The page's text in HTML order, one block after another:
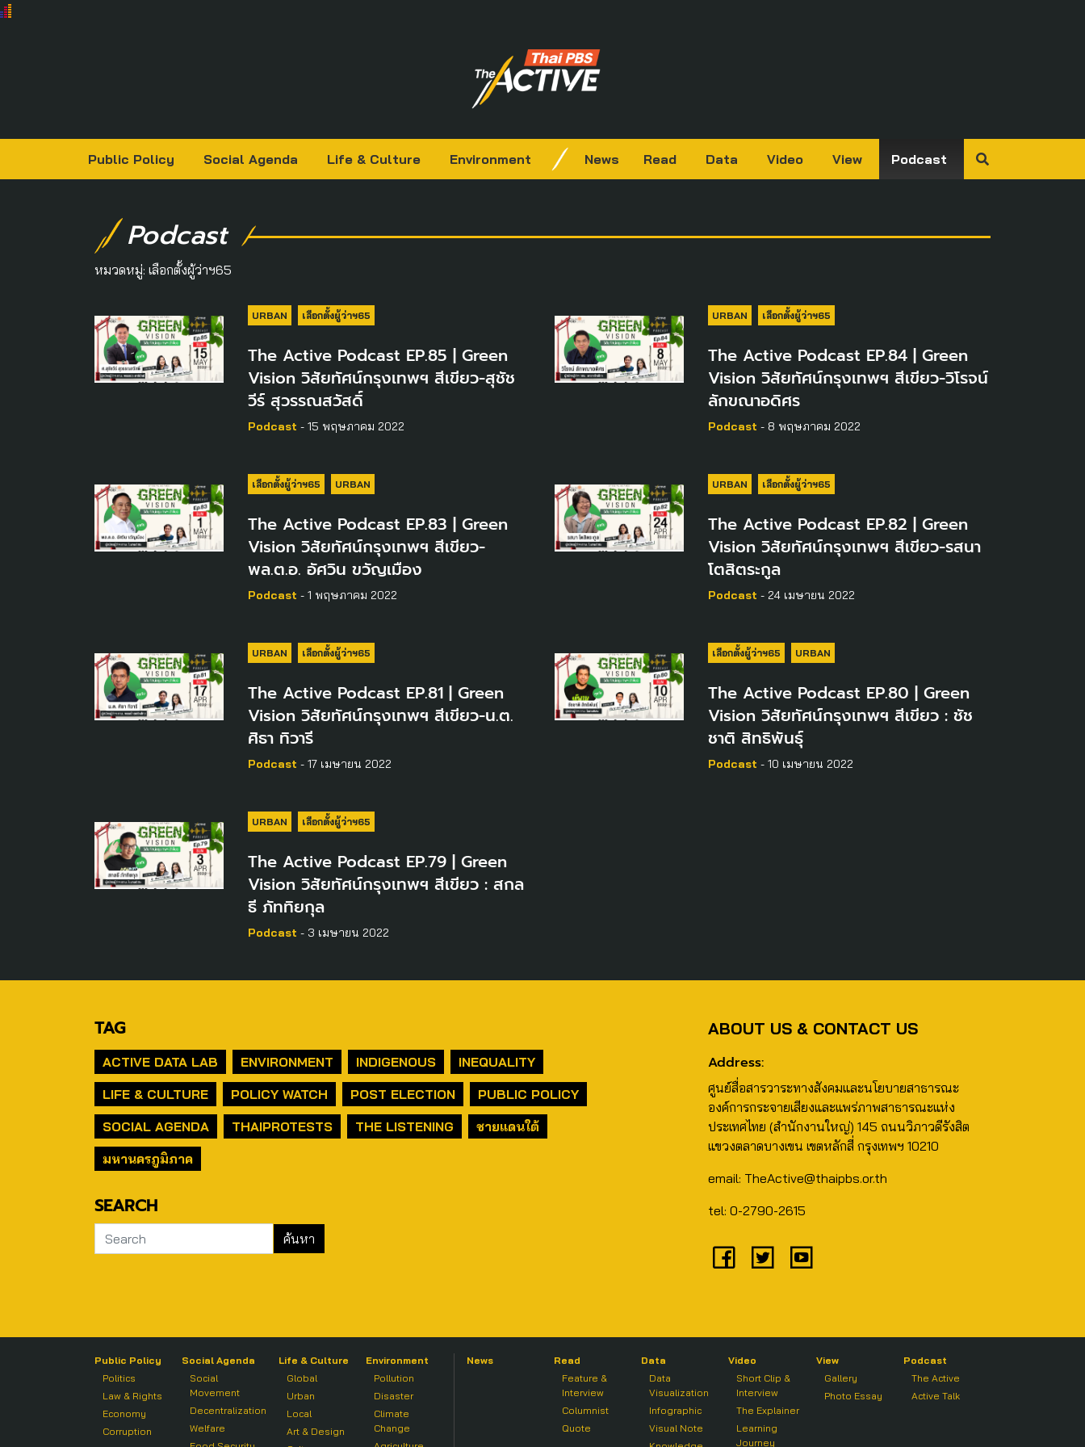
Public Policy Social Agenda Life & Culture Environment News Read Data Video View Podcast
Podcast
หมวดหมู่: เลือกตั้งผู้ว่าฯ65
URBAN เลือกตั้งผู้ว่าฯ65
The Active Podcast EP.85 | Green
Vision วิสัยทัศน์กรุงเทพฯ สีเขียว-สุชัช
วีร์ สุวรรณสวัสดิ์
Podcast - 15 พฤษภาคม 2022
URBAN เลือกตั้งผู้ว่าฯ65
The Active Podcast EP.84 | Green
Vision วิสัยทัศน์กรุงเทพฯ สีเขียว-วิโรจน์
ลักขณาอดิศร
Podcast - 8 พฤษภาคม 2022
เลือกตั้งผู้ว่าฯ65 URBAN
The Active Podcast EP.83 | Green
Vision วิสัยทัศน์กรุงเทพฯ สีเขียว-
พล.ต.อ. อัศวิน ขวัญเมือง
Podcast - 1 พฤษภาคม 2022
URBAN เลือกตั้งผู้ว่าฯ65
The Active Podcast EP.82 | Green
Vision วิสัยทัศน์กรุงเทพฯ สีเขียว-รสนา
โตสิตระกูล
Podcast - 24 เมษายน 2022
URBAN เลือกตั้งผู้ว่าฯ65
The Active Podcast EP.81 | Green
Vision วิสัยทัศน์กรุงเทพฯ สีเขียว-น.ต.
ศิธา ทิวารี
Podcast - 17 เมษายน 2022
เลือกตั้งผู้ว่าฯ65 URBAN
The Active Podcast EP.80 | Green
Vision วิสัยทัศน์กรุงเทพฯ สีเขียว : ชัช
ชาติ สิทธิพันธุ์
Podcast - 10 เมษายน 2022
URBAN เลือกตั้งผู้ว่าฯ65
The Active Podcast EP.79 | Green
Vision วิสัยทัศน์กรุงเทพฯ สีเขียว : สกล
ธี ภัททิยกุล
Podcast - 3 เมษายน 2022
TAG
ACTIVE DATA LAB ENVIRONMENT INDIGENOUS
INEQUALITY
LIFE & CULTURE
POLICY WATCH POST ELECTION
PUBLIC POLICY
SOCIAL AGENDA
THAIPROTESTS THE LISTENING
ชายแดนใต้
มหานครภูมิภาค
SEARCH
ABOUT US & CONTACT US
Address:
ศูนย์สื่อสารวาระทางสังคมและนโยบายสาธารณะ
องค์การกระจายเสียงและแพร่ภาพสาธารณะแห่ง
ประเทศไทย (สำนักงานใหญ่) 145 ถนนวิภาวดีรังสิต
แขวงตลาดบางเขน เขตหลักสี่ กรุงเทพฯ 10210
email: TheActive@thaipbs.or.th
tel: 0-2790-2615
Public Policy
Politics
Law & Rights
Economy
Corruption
Social Agenda
Social
Movement
Decentralization
Welfare
Life & Culture
Global
Urban
Local
Art & Design
Environment
Pollution
Disaster
Climate
Change
News
Read
Feature &
Interview
Columnist
Quote
Data
Data
Visualization
Infographic
Visual Note
Video
Short Clip &
Interview
The Explainer
Learning
Journey
View
Gallery
Photo Essay
Podcast
The Active
Active Talk